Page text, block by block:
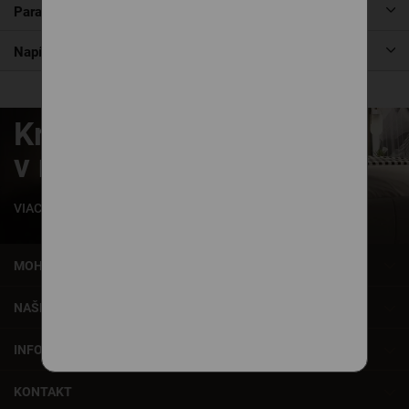
Parametre produktu
Napíšte nám
Krásne zaspávanie
v našich posteliach
VIAC INFORMÁCIÍ
MOHLO BY VÁS ZAUJÍMAŤ
NAŠE SLUŽBY
INFORMÁCIE
KONTAKT